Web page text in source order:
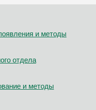
и методы
отдела
и методы